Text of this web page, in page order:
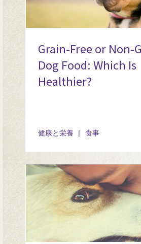
Grain-Free or Non-
Dog Food: Which Is
Healthier?
健康と栄養 食事